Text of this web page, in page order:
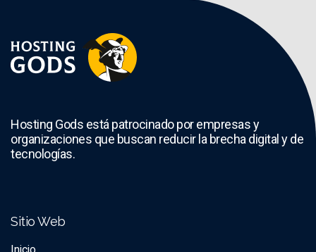
Hosting Gods está patrocinado por empresas y
organizaciones que buscan reducir la brecha digital y de
tecnologías.
Sitio Web